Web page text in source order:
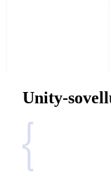
Unity-